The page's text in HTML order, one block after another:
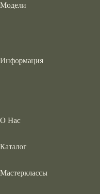
Модели
Информация
О Нас
Каталог
Мастерклассы